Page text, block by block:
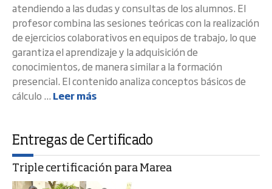
atendiendo a las dudas y consultas de los alumnos. El
profesor combina las sesiones teóricas con la realización
de ejercicios colaborativos en equipos de trabajo, lo que
garantiza el aprendizaje y la adquisición de
conocimientos, de manera similar a la formación
presencial. El contenido analiza conceptos básicos de
cálculo ... Leer más
Entregas de Certificado
Triple certificación para Marea